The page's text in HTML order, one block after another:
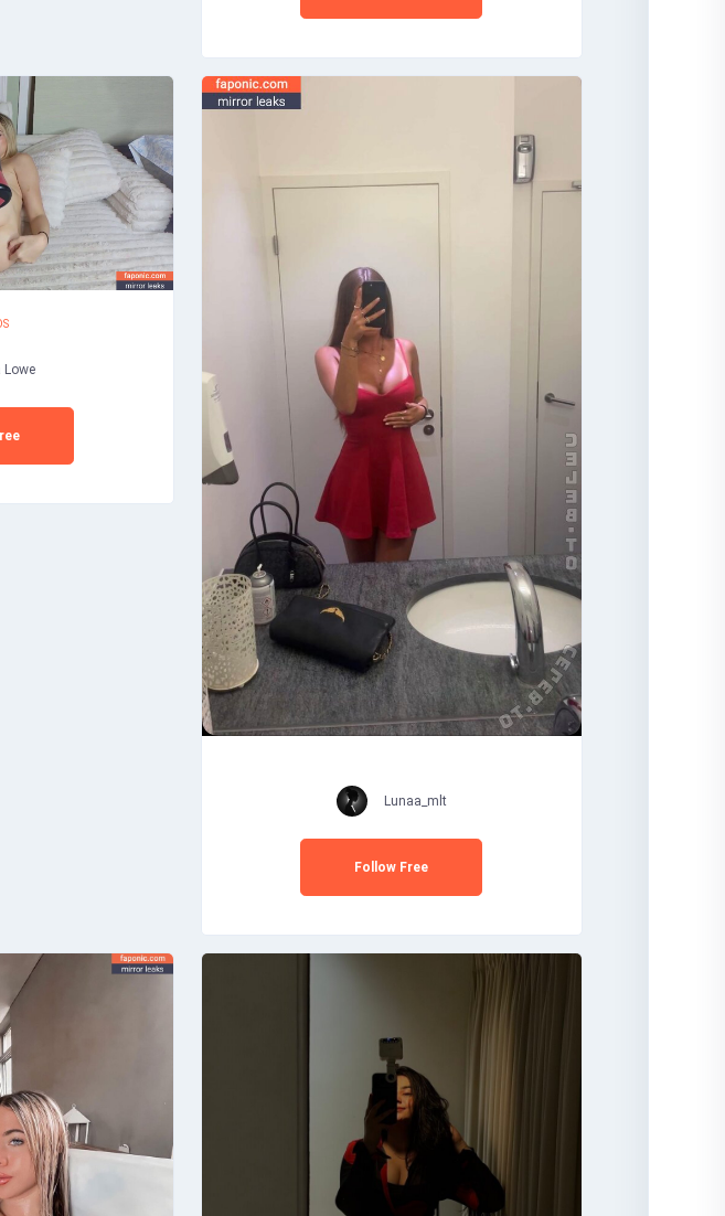
Lowe
Lunaa_mlt
Follow Free